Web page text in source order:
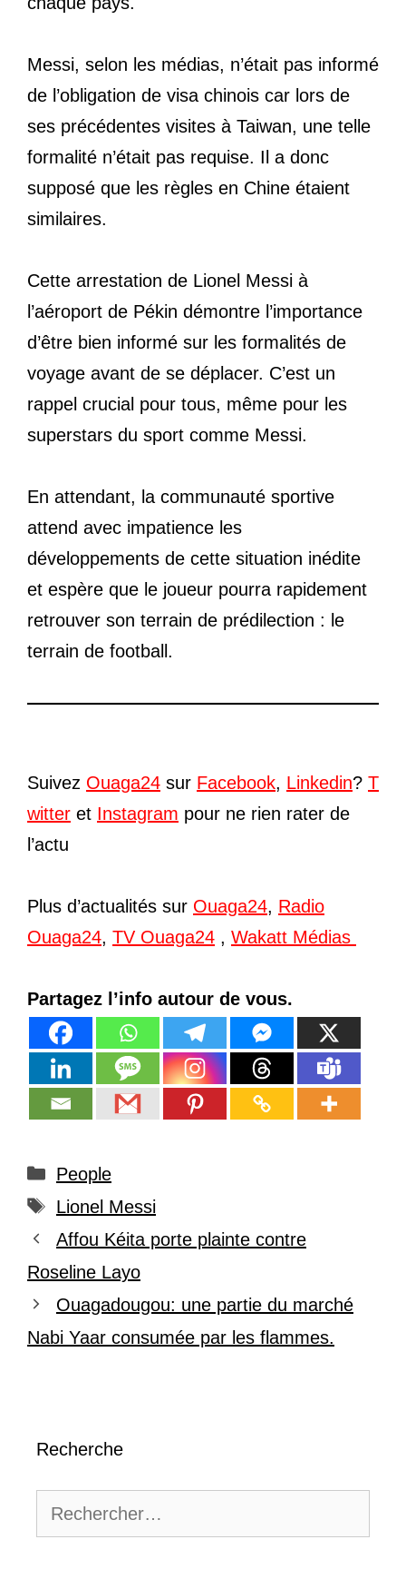
Messi, selon les médias, n’était pas informé
de l’obligation de visa chinois car lors de
ses précédentes visites à Taiwan, une telle
formalité n’était pas requise. Il a donc
supposé que les règles en Chine étaient
similaires.
Cette arrestation de Lionel Messi à
l’aéroport de Pékin démontre l’importance
d’être bien informé sur les formalités de
voyage avant de se déplacer. C’est un
rappel crucial pour tous, même pour les
superstars du sport comme Messi.
En attendant, la communauté sportive
attend avec impatience les
développements de cette situation inédite
et espère que le joueur pourra rapidement
retrouver son terrain de prédilection : le
terrain de football.
Suivez Ouaga24 sur Facebook, Linkedin? T
witter et Instagram pour ne rien rater de
l’actu
Plus d’actualités sur Ouaga24, Radio
Ouaga24, TV Ouaga24 , Wakatt Médias
Partagez l’info autour de vous.
Catégories
People
Étiquettes
Lionel Messi
Affou Kéita porte plainte contre
Roseline Layo
Ouagadougou: une partie du marché
Nabi Yaar consumée par les flammes.
Recherche